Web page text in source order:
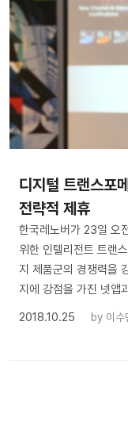
디지털 트랜스포
전략적 제휴
한국레노버가 23일 오
위한 인텔리전트 트랜
지 제품군의 경쟁력을
지에 강점을 가진 넷앱
2018.10.25
by 이수